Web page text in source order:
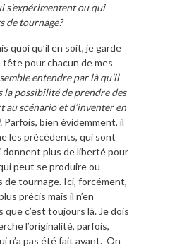
s’expérimentent ou qui
de tournage?
quoi qu’il en soit, je garde
pour chacun de mes
entendre par là qu’il
la possibilité de prendre des
scénario et d’inventer en
Parfois, bien évidemment, il
les précédents, qui sont
plus de liberté pour
peut se produire ou
de tournage. Ici, forcément,
précis mais il n’en
que c’est toujours là. Je dois
l’originalité, parfois,
n’a pas été fait avant. On